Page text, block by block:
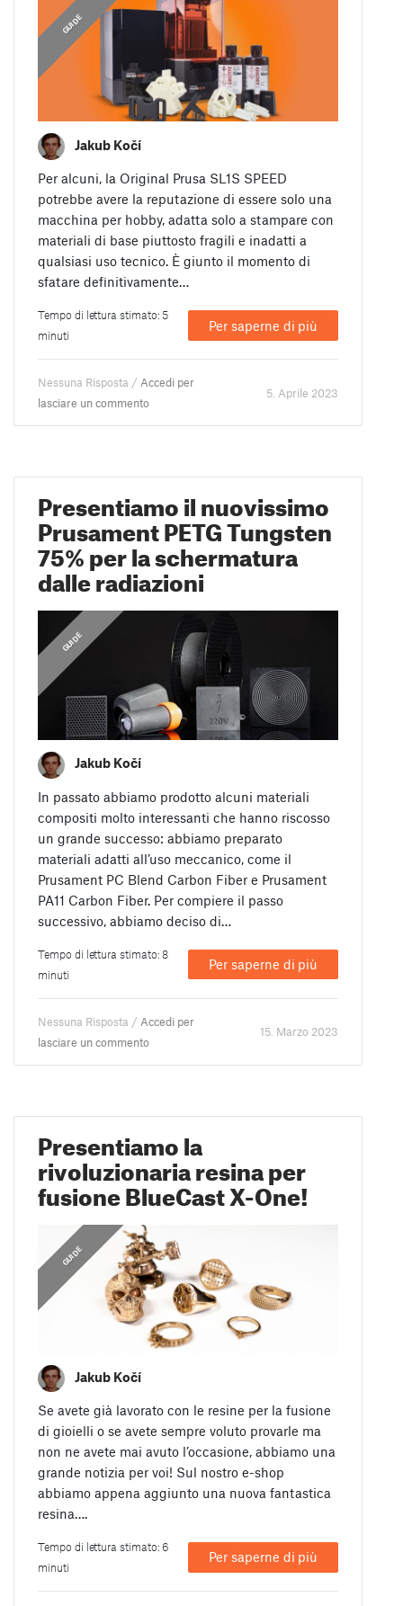
GUIDE
GUIDE
Jakub Kočí
Per alcuni, la Original Prusa SL1S SPEED
potrebbe avere la reputazione di essere solo una
macchina per hobby, adatta solo a stampare con
materiali di base piuttosto fragili e inadatti a
qualsiasi uso tecnico. È giunto il momento di
sfatare definitivamente…
Tempo di lettura stimato: 5
minuti
Per saperne di più
Nessuna Risposta / Accedi per
lasciare un commento
5. Aprile 2023
Presentiamo il nuovissimo
Prusament PETG Tungsten
75% per la schermatura
dalle radiazioni
GUIDE
Jakub Kočí
In passato abbiamo prodotto alcuni materiali
compositi molto interessanti che hanno riscosso
un grande successo: abbiamo preparato
materiali adatti all’uso meccanico, come il
Prusament PC Blend Carbon Fiber e Prusament
PA11 Carbon Fiber. Per compiere il passo
successivo, abbiamo deciso di…
Tempo di lettura stimato: 8
minuti
Per saperne di più
Nessuna Risposta / Accedi per
lasciare un commento
15. Marzo 2023
Presentiamo la
rivoluzionaria resina per
fusione BlueCast X-One!
GUIDE
Jakub Kočí
Se avete già lavorato con le resine per la fusione
di gioielli o se avete sempre voluto provarle ma
non ne avete mai avuto l’occasione, abbiamo una
grande notizia per voi! Sul nostro e-shop
abbiamo appena aggiunto una nuova fantastica
resina….
Tempo di lettura stimato: 6
minuti
Per saperne di più